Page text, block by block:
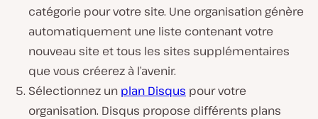
catégorie pour votre site. Une organisation génère
automatiquement une liste contenant votre
nouveau site et tous les sites supplémentaires
que vous créerez à l’avenir.
Sélectionnez un plan Disqus pour votre
organisation. Disqus propose différents plans